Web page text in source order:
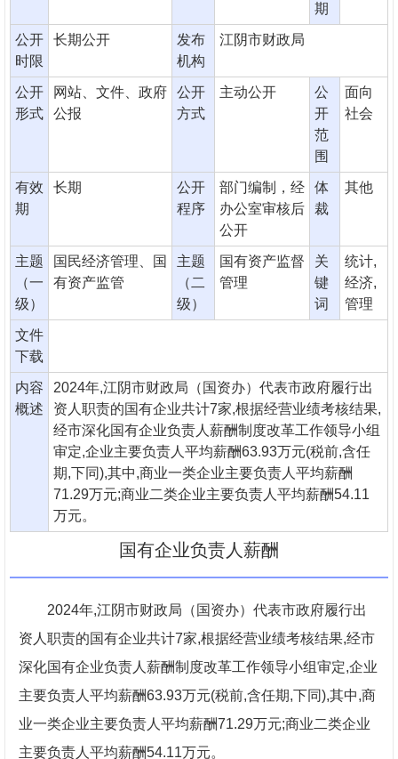
期
公开
时限
长期公开
发布
机构
江阴市财政局
公开
形式
网站、文件、政府
公报
公开
方式
主动公开
公
开
范
围
面向
社会
有效
期
长期
公开
程序
部门编制，经
办公室审核后
公开
体
裁
其他
主题
（一
级）
国民经济管理、国
有资产监管
主题
（二
级）
国有资产监督
管理
关
键
词
统计,
经济,
管理
文件
下载
内容
概述
2024年,江阴市财政局（国资办）代表市政府履行出
资人职责的国有企业共计7家,根据经营业绩考核结果,
经市深化国有企业负责人薪酬制度改革工作领导小组
审定,企业主要负责人平均薪酬63.93万元(税前,含任
期,下同),其中,商业一类企业主要负责人平均薪酬
71.29万元;商业二类企业主要负责人平均薪酬54.11
万元。
国有企业负责人薪酬
2024年,江阴市财政局（国资办）代表市政府履行出
资人职责的国有企业共计7家,根据经营业绩考核结果,经市
深化国有企业负责人薪酬制度改革工作领导小组审定,企业
主要负责人平均薪酬63.93万元(税前,含任期,下同),其中,商
业一类企业主要负责人平均薪酬71.29万元;商业二类企业
主要负责人平均薪酬54.11万元。